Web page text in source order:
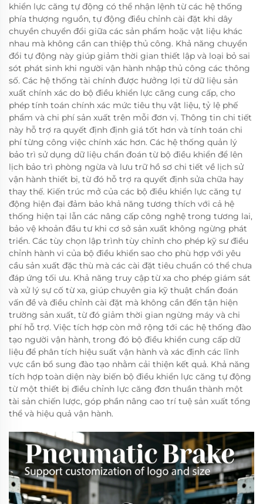
khiển lực căng tự động có thể nhận lệnh từ các hệ thống
phía thượng nguồn, tự động điều chỉnh cài đặt khi dây
chuyền chuyển đổi giữa các sản phẩm hoặc vật liệu khác
nhau mà không cần can thiệp thủ công. Khả năng chuyển
đổi tự động này giúp giảm thời gian thiết lập và loại bỏ sai
sót phát sinh khi người vận hành nhập thủ công các thông
số. Các hệ thống tài chính được hưởng lợi từ dữ liệu sản
xuất chính xác do bộ điều khiển lực căng cung cấp, cho
phép tính toán chính xác mức tiêu thụ vật liệu, tỷ lệ phế
phẩm và chi phí sản xuất trên mỗi đơn vị. Thông tin chi tiết
này hỗ trợ ra quyết định định giá tốt hơn và tính toán chi
phí từng công việc chính xác hơn. Các hệ thống quản lý
bảo trì sử dụng dữ liệu chẩn đoán từ bộ điều khiển để lên
lịch bảo trì phòng ngừa và lưu trữ hồ sơ chi tiết về lịch sử
vận hành thiết bị, từ đó hỗ trợ ra quyết định sửa chữa hay
thay thế. Kiến trúc mở của các bộ điều khiển lực căng tự
động hiện đại đảm bảo khả năng tương thích với cả hệ
thống hiện tại lẫn các nâng cấp công nghệ trong tương lai,
bảo vệ khoản đầu tư khi cơ sở sản xuất không ngừng phát
triển. Các tùy chọn lập trình tùy chỉnh cho phép kỹ sư điều
chỉnh hành vi của bộ điều khiển sao cho phù hợp với yêu
cầu sản xuất đặc thù mà các cài đặt tiêu chuẩn có thể chưa
đáp ứng tối ưu. Khả năng truy cập từ xa cho phép giám sát
và xử lý sự cố từ xa, giúp chuyên gia kỹ thuật chẩn đoán
vấn đề và điều chỉnh cài đặt mà không cần đến tận hiện
trường sản xuất, từ đó giảm thời gian ngừng máy và chi
phí hỗ trợ. Việc tích hợp còn mở rộng tới các hệ thống đào
tạo người vận hành, trong đó bộ điều khiển cung cấp dữ
liệu để phân tích hiệu suất vận hành và xác định các lĩnh
vực cần bổ sung đào tạo nhằm cải thiện kết quả. Khả năng
tích hợp toàn diện này biến bộ điều khiển lực căng tự động
từ một thiết bị điều chỉnh lực căng đơn thuần thành một
tài sản chiến lược, góp phần nâng cao trí tuệ sản xuất tổng
thể và hiệu quả vận hành.